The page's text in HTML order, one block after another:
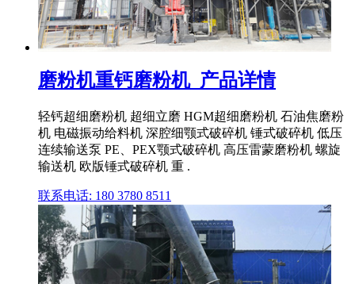
磨粉机重钙磨粉机_产品详情
轻钙超细磨粉机 超细立磨 HGM超细磨粉机 石油焦磨粉
机 电磁振动给料机 深腔细颚式破碎机 锤式破碎机 低压
连续输送泵 PE、PEX颚式破碎机 高压雷蒙磨粉机 螺旋
输送机 欧版锤式破碎机 重 .
联系电话: 180 3780 8511